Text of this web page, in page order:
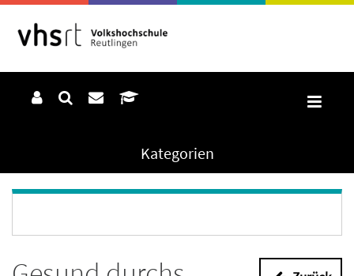
Kategorien